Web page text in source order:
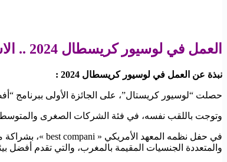
العمل في لوسيور كريسطال 2024 .. الاستمارة الإلكترونية الرسمية للترشيح وإرسال السيرة الذاتية
نبذة عن العمل في لوسيور كريسطال 2024 :
حصلت “لوسيور كريستال”، على الجائزة الأولى ببرنامج “أفضل المشغلين في المغرب لعام 2015 ”
وتوجت باللقب نفسه، في فئة الشركات الصغرى
والمتعددة الجنسيات المقيمة بالمغرب، والتي تقدم